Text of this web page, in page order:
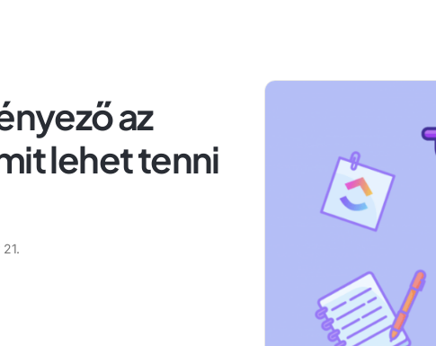
az
lehet tenni